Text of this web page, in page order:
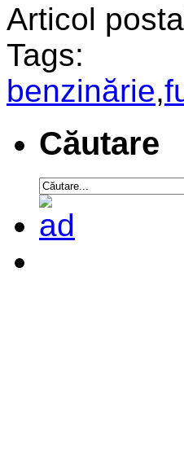
Articol
Tags:
benzinărie,
Căutare